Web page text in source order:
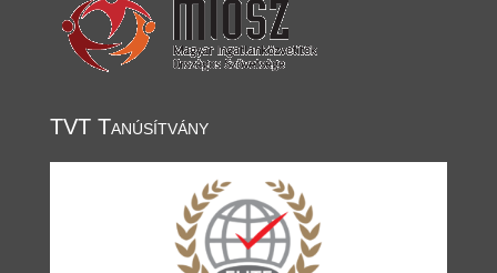
TVT Tanúsítvány